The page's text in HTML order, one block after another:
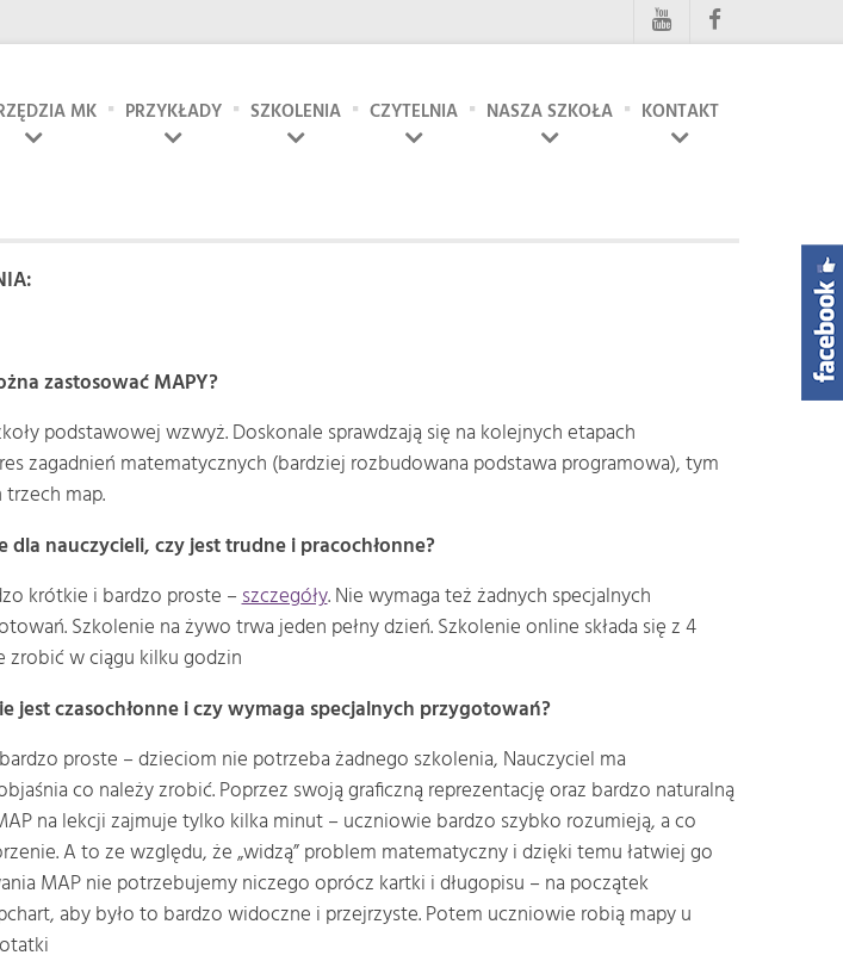
MK PRZYKŁADY SZKOLENIA CZYTELNIA NASZA SZKOŁA KONTAKT
zastosować MAPY?
podstawowej wzwyż. Doskonale sprawdzają się na kolejnych etapach
zagadnień matematycznych (bardziej rozbudowana podstawa programowa), tym
map.
dla nauczycieli, czy jest trudne i pracochłonne?
krótkie i bardzo proste –szczegóły. Nie wymaga też żadnych specjalnych
Szkolenie na żywo trwa jeden pełny dzień. Szkolenie online składa się z 4
zrobić w ciągu kilku godzin
jest czasochłonne i czy wymaga specjalnych przygotowań?
proste – dzieciom nie potrzeba żadnego szkolenia, Nauczyciel ma
co należy zrobić. Poprzez swoją graficzną reprezentację oraz bardzo naturalną
na lekcji zajmuje tylko kilka minut – uczniowie bardzo szybko rozumieją, a co
A to ze względu, że „widzą” problem matematyczny i dzięki temu łatwiej go
MAP nie potrzebujemy niczego oprócz kartki i długopisu – na początek
aby było to bardzo widoczne i przejrzyste. Potem uczniowie robią mapy u